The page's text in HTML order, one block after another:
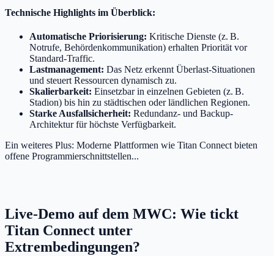
Technische Highlights im Überblick:
Automatische Priorisierung: Kritische Dienste (z. B.
Notrufe, Behördenkommunikation) erhalten Priorität vor
Standard-Traffic.
Lastmanagement: Das Netz erkennt Überlast-Situationen
und steuert Ressourcen dynamisch zu.
Skalierbarkeit: Einsetzbar in einzelnen Gebieten (z. B.
Stadion) bis hin zu städtischen oder ländlichen Regionen.
Starke Ausfallsicherheit: Redundanz- und Backup-
Architektur für höchste Verfügbarkeit.
Ein weiteres Plus: Moderne Plattformen wie Titan Connect bieten
offene Programmierschnittstellen...
Live-Demo auf dem MWC: Wie tickt
Titan Connect unter
Extrembedingungen?